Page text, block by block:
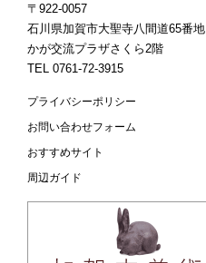
〒922-0057
石川県加賀市大聖寺八間道65番地
かが交流プラザさくら2階
TEL 0761-72-3915
プライバシーポリシー
お問い合わせフォーム
おすすめサイト
周辺ガイド